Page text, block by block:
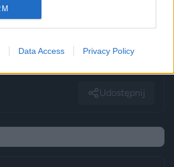
Data Access Privacy Policy
Udostępnij